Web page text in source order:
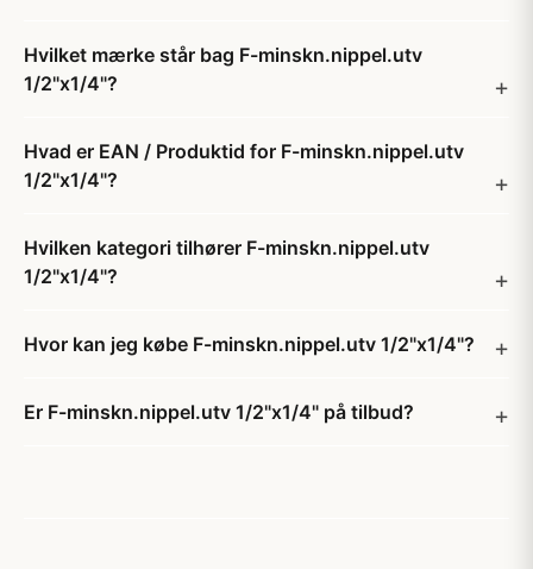
Hvilket mærke står bag F-minskn.nippel.utv
1/2"x1/4"?
Hvad er EAN / Produktid for F-minskn.nippel.utv
1/2"x1/4"?
Hvilken kategori tilhører F-minskn.nippel.utv
1/2"x1/4"?
Hvor kan jeg købe F-minskn.nippel.utv 1/2"x1/4"?
Er F-minskn.nippel.utv 1/2"x1/4" på tilbud?